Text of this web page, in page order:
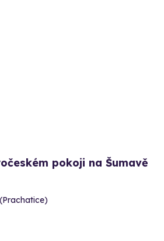
pokoji na Šumavě